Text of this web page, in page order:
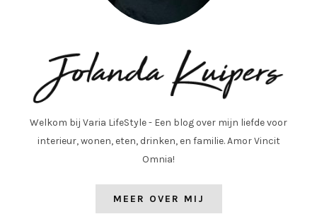
Welkom bij Varia LifeStyle - Een blog over mijn liefde voor
interieur, wonen, eten, drinken, en familie. Amor Vincit
Omnia!
MEER OVER MIJ